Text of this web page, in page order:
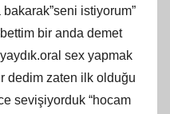
istiyorum”
bir anda demet
sex yapmak
dedim zaten ilk olduğu
sevişiyorduk “hocam